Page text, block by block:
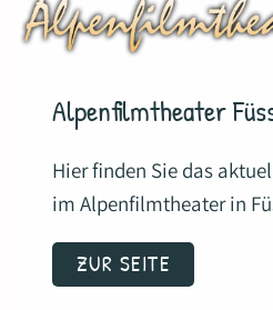
Alpenfilmtheater
Hier finden Sie das
im Alpenfilmtheater in
ZUR SEITE